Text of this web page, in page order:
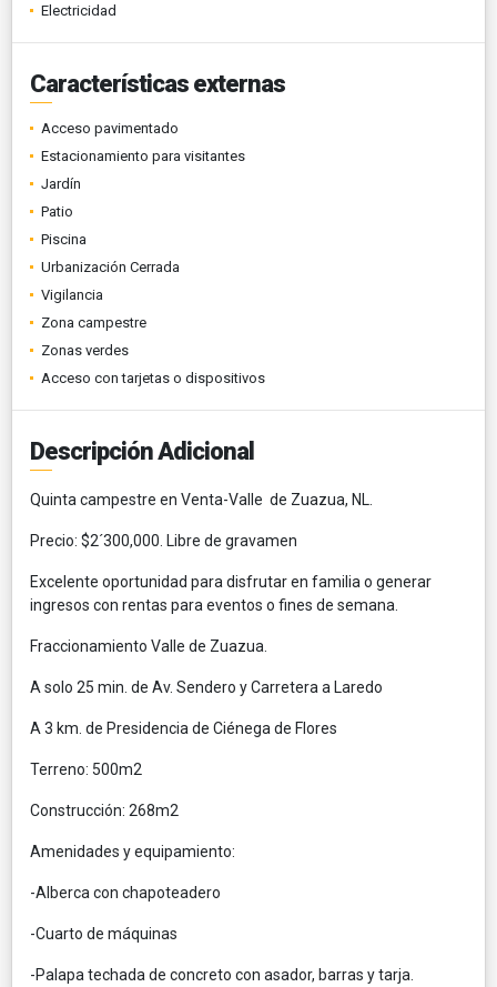
Electricidad
Características externas
Acceso pavimentado
Estacionamiento para visitantes
Jardín
Patio
Piscina
Urbanización Cerrada
Vigilancia
Zona campestre
Zonas verdes
Acceso con tarjetas o dispositivos
Descripción Adicional
Quinta campestre en Venta-Valle de Zuazua, NL.
Precio: $2´300,000. Libre de gravamen
Excelente oportunidad para disfrutar en familia o generar
ingresos con rentas para eventos o fines de semana.
Fraccionamiento Valle de Zuazua.
A solo 25 min. de Av. Sendero y Carretera a Laredo
A 3 km. de Presidencia de Ciénega de Flores
Terreno: 500m2
Construcción: 268m2
Amenidades y equipamiento:
-Alberca con chapoteadero
-Cuarto de máquinas
-Palapa techada de concreto con asador, barras y tarja.